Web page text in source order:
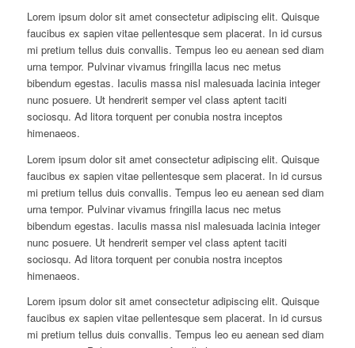
Lorem ipsum dolor sit amet consectetur adipiscing elit. Quisque
faucibus ex sapien vitae pellentesque sem placerat. In id cursus
mi pretium tellus duis convallis. Tempus leo eu aenean sed diam
urna tempor. Pulvinar vivamus fringilla lacus nec metus
bibendum egestas. Iaculis massa nisl malesuada lacinia integer
nunc posuere. Ut hendrerit semper vel class aptent taciti
sociosqu. Ad litora torquent per conubia nostra inceptos
himenaeos.
Lorem ipsum dolor sit amet consectetur adipiscing elit. Quisque
faucibus ex sapien vitae pellentesque sem placerat. In id cursus
mi pretium tellus duis convallis. Tempus leo eu aenean sed diam
urna tempor. Pulvinar vivamus fringilla lacus nec metus
bibendum egestas. Iaculis massa nisl malesuada lacinia integer
nunc posuere. Ut hendrerit semper vel class aptent taciti
sociosqu. Ad litora torquent per conubia nostra inceptos
himenaeos.
Lorem ipsum dolor sit amet consectetur adipiscing elit. Quisque
faucibus ex sapien vitae pellentesque sem placerat. In id cursus
mi pretium tellus duis convallis. Tempus leo eu aenean sed diam